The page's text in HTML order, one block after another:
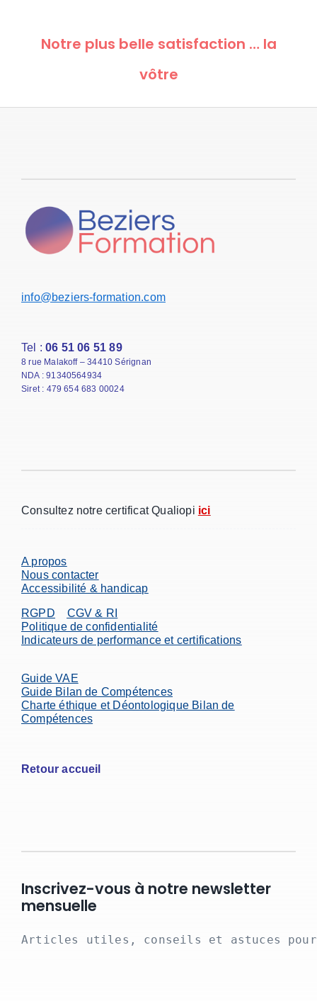
Notre plus belle satisfaction … la
vôtre
info@beziers-formation.com
Tel :06 51 06 51 89
8 rue Malakoff – 34410 Sérignan
NDA : 91340564934
Siret : 479 654 683 00024
Consultez notre certificat Qualiopi ici
A propos
Nous contacter
Accessibilité & handicap
RGPD
CGV & RI
Politique de confidentialité
Indicateurs de performance et certifications
Guide VAE
Guide Bilan de Compétences
Charte éthique et Déontologique Bilan de
Compétences
Retour accueil
Inscrivez-vous à notre newsletter
mensuelle
Articles utiles, conseils et astuces